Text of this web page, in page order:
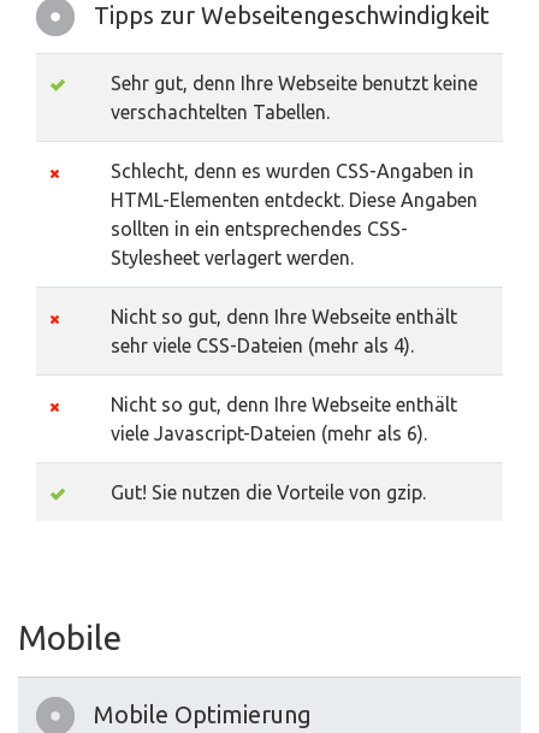
Tipps zur Webseitengeschwindigkeit
Sehr gut, denn Ihre Webseite benutzt keine
verschachtelten Tabellen.
Schlecht, denn es wurden CSS-Angaben in
HTML-Elementen entdeckt. Diese Angaben
sollten in ein entsprechendes CSS-
Stylesheet verlagert werden.
Nicht so gut, denn Ihre Webseite enthält
sehr viele CSS-Dateien (mehr als 4).
Nicht so gut, denn Ihre Webseite enthält
viele Javascript-Dateien (mehr als 6).
Gut! Sie nutzen die Vorteile von gzip.
Mobile
Mobile Optimierung